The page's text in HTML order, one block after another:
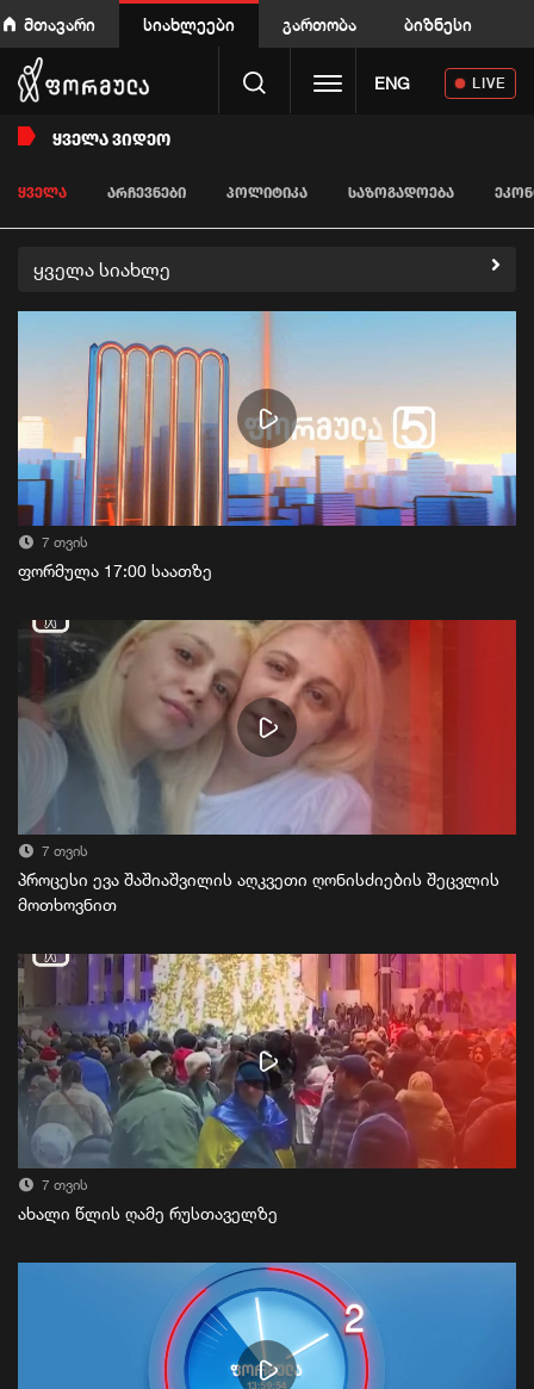
მთავარი სიახლეები გართობა ბიზნესი
Toggle navigation
ENG LIVE
ᲧᲕᲔᲚᲐ ᲕᲘᲓᲔᲝ
ᲧᲕᲔᲚᲐ ᲐᲠᲩᲔᲕᲜᲔᲑᲘ ᲞᲝᲚᲘᲢᲘᲙᲐ ᲡᲐᲖᲝᲒᲐᲓᲝᲔᲑᲐ
ყველა სიახლე
7 თვის
ფორმულა 17:00 საათზე
7 თვის
პროცესი ევა შაშიაშვილის აღკვეთი ღონისძიების შეცვლის
მოთხოვნით
7 თვის
ახალი წლის ღამე რუსთაველზე